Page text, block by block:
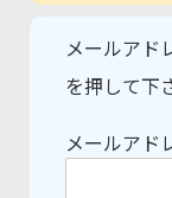
メールアド
を押して下
メールアド